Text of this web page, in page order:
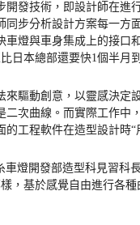
開發技術，即設計師在進
同步分析設計方案每一方
燈與車身集成上的接口
日本總部還要快1個半月到
來驅動創意，以靈感決定
次曲線。而實際工作中
的工程軟件在造型設計時“
車燈開發部造型科見習科
，基於感覺自由進行各種